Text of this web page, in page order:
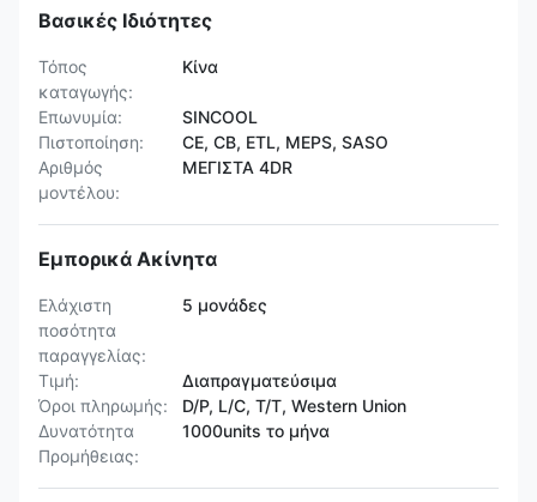
Βασικές Ιδιότητες
Τόπος
καταγωγής:
Κίνα
Επωνυμία:
SINCOOL
Πιστοποίηση:
CE, CB, ETL, MEPS, SASO
Αριθμός
μοντέλου:
ΜΕΓΙΣΤΑ 4DR
Εμπορικά Ακίνητα
Ελάχιστη
ποσότητα
παραγγελίας:
5 μονάδες
Τιμή:
Διαπραγματεύσιμα
Όροι πληρωμής:
D/P, L/C, T/T, Western Union
Δυνατότητα
Προμήθειας:
1000units το μήνα